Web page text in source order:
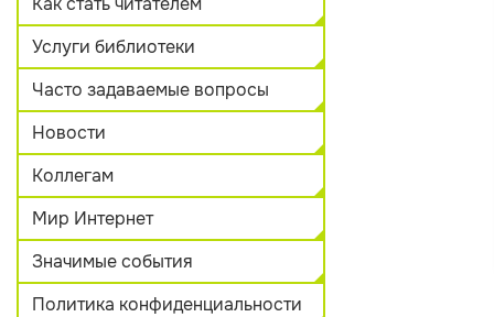
Услуги библиотеки
Часто задаваемые вопросы
Новости
Коллегам
Мир Интернет
Значимые события
Политика конфиденциальности